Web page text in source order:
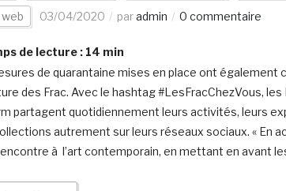
03/04/2020 paradmin 0 commentaire
de lecture : 14 min
de quarantaine mises en place ont également
des Frac. Avec le hashtag #LesFracChezVous, les
partagent quotidiennement leurs activités, leurs
autrement sur leurs réseaux sociaux. « En
à l’art contemporain, en mettant en avant